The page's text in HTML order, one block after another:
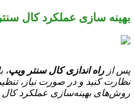
بهینه سازی عملکرد کال
پس ازراه اندازی کال سنتر ویپ،
نظارت کنید و در صورت نیاز،
روش‌های بهینه‌سازی عملکرد کال